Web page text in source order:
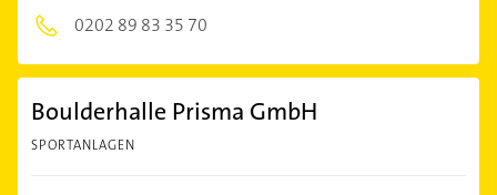
0202 89 83 35 70
Boulderhalle Prisma GmbH
SPORTANLAGEN